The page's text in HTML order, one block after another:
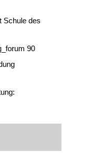
Schule des
90